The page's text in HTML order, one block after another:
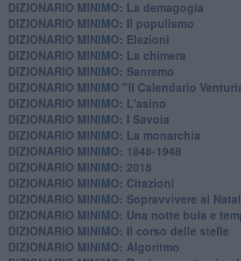
DIZIONARIO MINIMO: La demagogia
DIZIONARIO MINIMO: Il populismo
DIZIONARIO MINIMO: Elezioni
DIZIONARIO MINIMO: La chimera
DIZIONARIO MINIMO: Sanremo
DIZIONARIO MINIMO "Il Calendario
DIZIONARIO MINIMO: L'asino
DIZIONARIO MINIMO: I Savoia
DIZIONARIO MINIMO: La monarchia
DIZIONARIO MINIMO: 1848-1948
DIZIONARIO MINIMO: 2018
DIZIONARIO MINIMO: Citazioni
DIZIONARIO MINIMO: ​Sopravvivere al
DIZIONARIO MINIMO: ​Una notte buia e
DIZIONARIO MINIMO: Il corso delle stelle
DIZIONARIO MINIMO: Algoritmo